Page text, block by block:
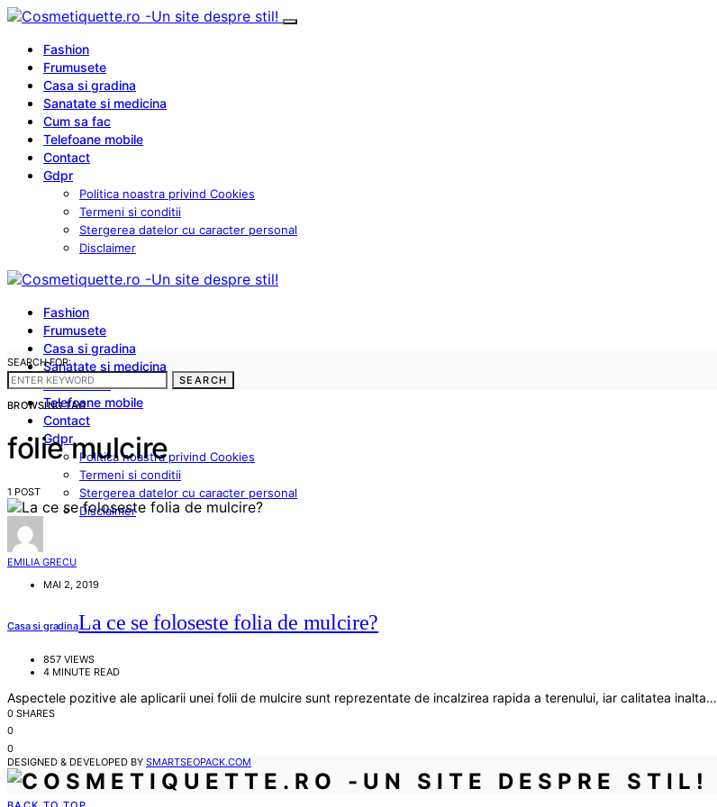
Fashion
Frumusete
Casa si gradina
Sanatate si medicina
Cum sa fac
Telefoane mobile
Contact
Gdpr
Politica noastra privind Cookies
Termeni si conditii
Stergerea datelor cu caracter personal
Disclaimer
Fashion
Frumusete
Casa si gradina
Sanatate si medicina
Cum sa fac
Telefoane mobile
Contact
Gdpr
Politica noastra privind Cookies
Termeni si conditii
Stergerea datelor cu caracter personal
Disclaimer
SEARCH FOR:
SEARCH
BROWSING TAG
folie mulcire
1 POST
EMILIA GRECU
MAI 2, 2019
Casa si gradinaLa ce se foloseste folia de mulcire?
857 VIEWS
4 MINUTE READ
Aspectele pozitive ale aplicarii unei folii de mulcire sunt reprezentate de incalzirea rapida a terenului, iar calitatea inalta…
0 SHARES
0
0
DESIGNED & DEVELOPED BY SMARTSEOPACK.COM